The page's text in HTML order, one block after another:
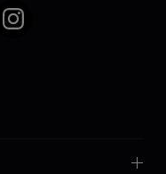
Instagram